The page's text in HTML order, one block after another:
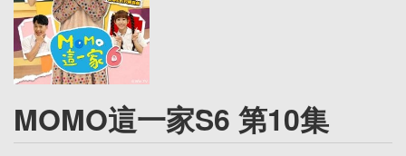
MOMO這一家S6 第10集